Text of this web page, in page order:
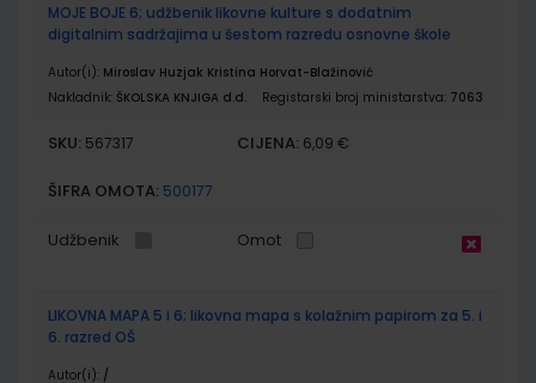
MOJE BOJE 6; udžbenik likovne kulture s dodatnim
digitalnim sadržajima u šestom razredu osnovne škole
Autor(i): Miroslav Huzjak Kristina Horvat-Blažinović
Nakladnik: ŠKOLSKA KNJIGA d.d. Registarski broj ministarstva: 7063
SKU: 567317 CIJENA: 6,09 €
ŠIFRA OMOTA: 500177
Udžbenik Omot
LIKOVNA MAPA 5 i 6; likovna mapa s kolažnim papirom za 5. i
6. razred OŠ
Autor(i): /